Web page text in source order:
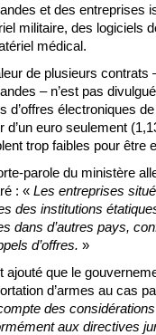
et des entreprises
militaire, des logiciels
médical.
de plusieurs
– n’est pas
d’offres électroniques
d’un euro seulement
trop faibles pour être
parole du ministère
: « Les entreprises
des institutions
dans d’autres pays,
d’offres. »
ajouté que le
d’armes au cas
des
aux directives